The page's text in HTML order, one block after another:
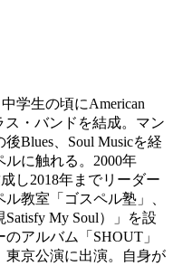
学生の頃にAmerican
ス・バンドを結成。マン
Blues、Soul Musicを経
に触れる。2000年
成し2018年までリーダー
教室「ゴスペル塾」、
Satisfy My Soul）」を設
アルバム「SHOUT」
東京公演に出演。自身が